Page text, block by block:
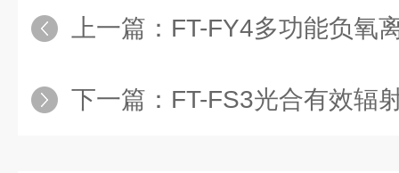
上一篇： FT-FY4多功能负氧
下一篇： FT-FS3光合有效辐